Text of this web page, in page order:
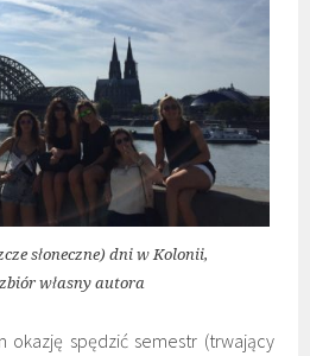
słoneczne) dni w Kolonii,
własny autora
okazję spędzić semestr (trwający